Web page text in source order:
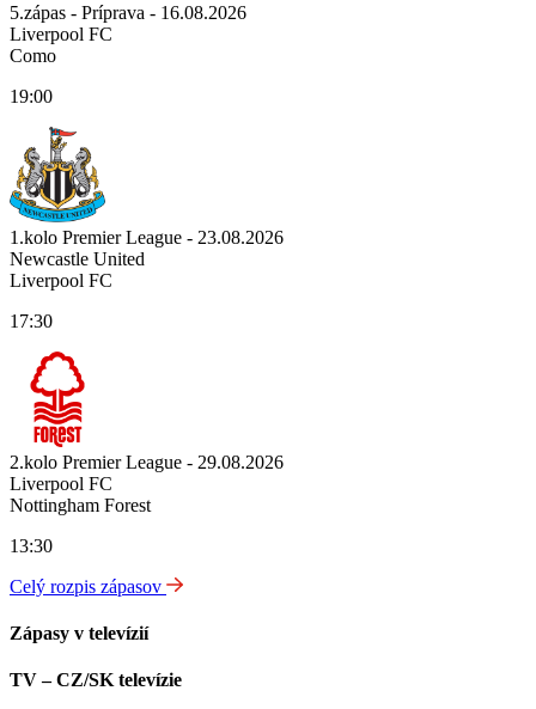
5.zápas - Príprava - 16.08.2026
Liverpool FC
Como
19:00
1.kolo Premier League - 23.08.2026
Newcastle United
Liverpool FC
17:30
2.kolo Premier League - 29.08.2026
Liverpool FC
Nottingham Forest
13:30
Celý rozpis zápasov
Zápasy v televízií
TV – CZ/SK televízie